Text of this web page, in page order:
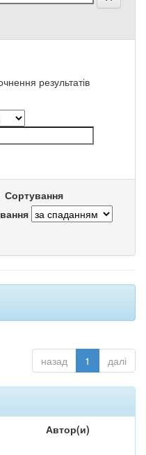
результатів
Сортування
назад 1 далі
Автор(и)